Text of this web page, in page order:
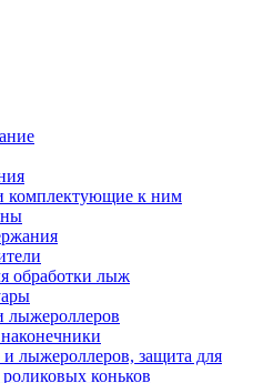
к ним
обработки лыж
лыжероллеров
лыжероллеров, защита для
коньков